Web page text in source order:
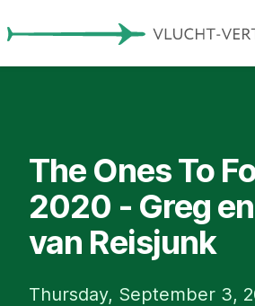
The Ones To
2020 - Greg
van Reisjunk
Thursday, September 3,